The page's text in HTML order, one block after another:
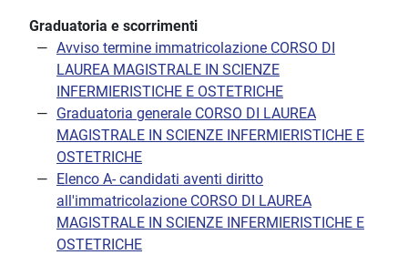
Graduatoria e scorrimenti
Avviso termine immatricolazione CORSO DI
LAUREA MAGISTRALE IN SCIENZE
INFERMIERISTICHE E OSTETRICHE
Graduatoria generale CORSO DI LAUREA
MAGISTRALE IN SCIENZE INFERMIERISTICHE E
OSTETRICHE
Elenco A- candidati aventi diritto
all'immatricolazione CORSO DI LAUREA
MAGISTRALE IN SCIENZE INFERMIERISTICHE E
OSTETRICHE